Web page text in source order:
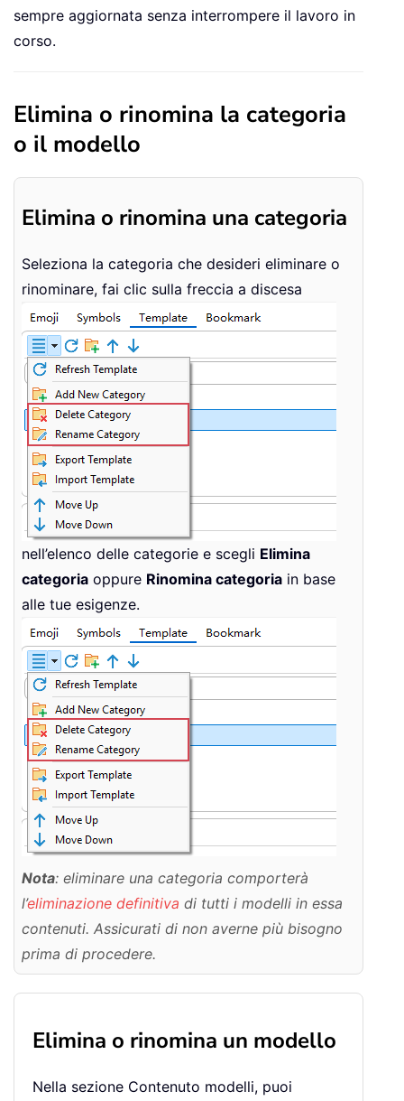
sempre aggiornata senza interrompere il lavoro in
corso.
Elimina o rinomina la categoria
o il modello
Elimina o rinomina una categoria
Seleziona la categoria che desideri eliminare o
rinominare, fai clic sulla freccia a discesa
nell’elenco delle categorie e scegli Elimina
categoria oppure Rinomina categoria in base
alle tue esigenze.
Nota: eliminare una categoria comporterà
l’eliminazione definitiva di tutti i modelli in essa
contenuti. Assicurati di non averne più bisogno
prima di procedere.
Elimina o rinomina un modello
Nella sezione Contenuto modelli, puoi